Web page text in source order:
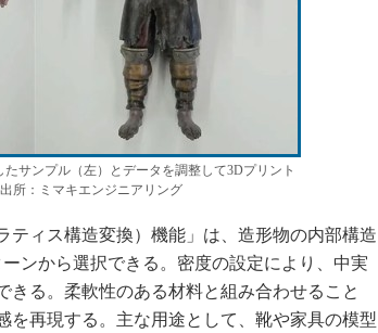
新型コロナへの対応
サンプル（左）とデータを調整して3Dプリント
所：ミマキエンジニアリング
ィス構造変換）機能」は、造形物の内部構造
ンから選択できる。密度の設定により、中実
きる。柔軟性のある材料と組み合わせること
を再現する。主な用途として、靴や家具の模型